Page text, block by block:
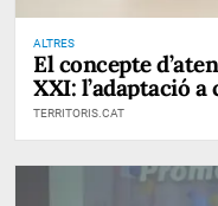
ALTRES
El concepte
XXI: l’adaptació
TERRITORIS.CAT